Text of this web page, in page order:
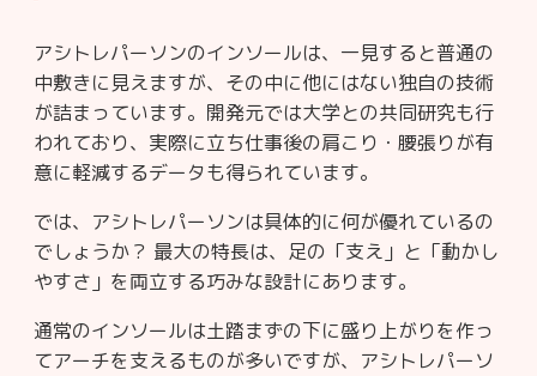
アシトレパーソンのインソールは、一見すると普通の
中敷きに見えますが、その中に他にはない独自の技術
が詰まっています。開発元では大学との共同研究も行
われており、実際に立ち仕事後の肩こり・腰張りが有
意に軽減するデータも得られています。
では、アシトレパーソンは具体的に何が優れているの
でしょうか？ 最大の特長は、足の「支え」と「動かし
やすさ」を両立する巧みな設計にあります。
通常のインソールは土踏まずの下に盛り上がりを作っ
てアーチを支えるものが多いですが、アシトレパーソ